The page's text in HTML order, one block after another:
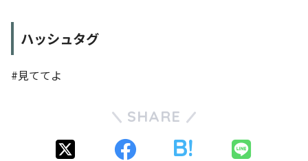
ハッシュタグ
#見ててよ
SHARE